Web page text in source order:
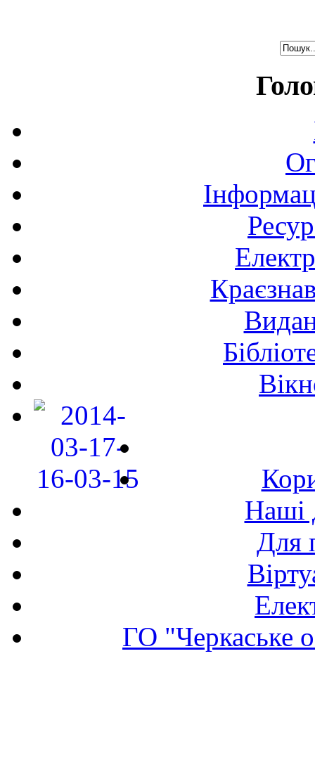
Наші
Для
ГО "Черкаське